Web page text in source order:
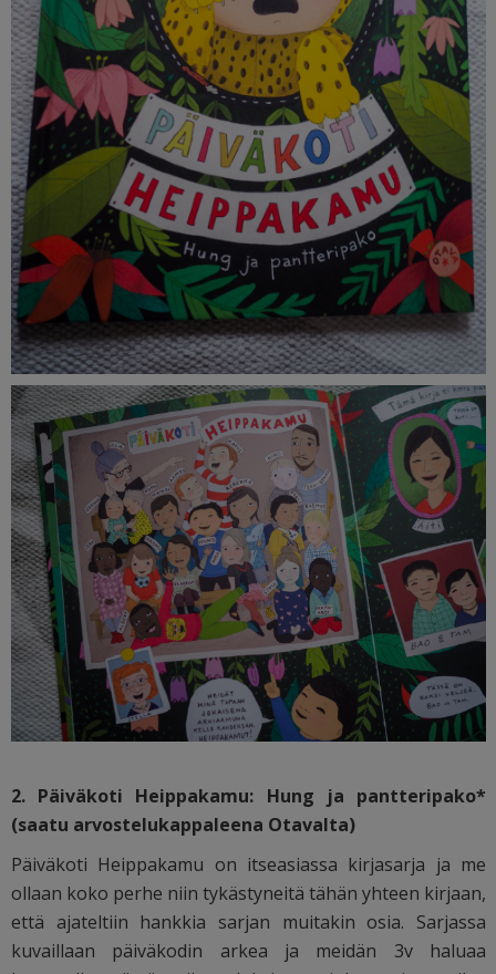
2. Päiväkoti Heippakamu: Hung ja pantteripako*
(saatu arvostelukappaleena Otavalta)
Päiväkoti Heippakamu on itseasiassa kirjasarja ja me
ollaan koko perhe niin tykästyneitä tähän yhteen kirjaan,
että ajateltiin hankkia sarjan muitakin osia. Sarjassa
kuvaillaan päiväkodin arkea ja meidän 3v haluaa